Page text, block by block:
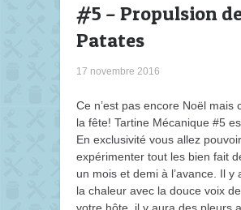
#5 – Propulsion
Patates
17 novembre 2016
Ce n’est pas encore Noël mais
la fête! Tartine Mécanique #5
En exclusivité vous allez pouvoir
expérimenter tout les bien fait
un mois et demi à l’avance. Il y
la chaleur avec la douce voix
votre hôte, il y aura des pleurs